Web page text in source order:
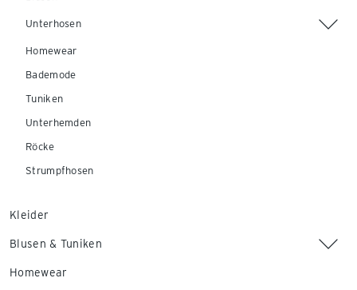
Unterhosen
Homewear
Bademode
Tuniken
Unterhemden
Röcke
Strumpfhosen
Kleider
Blusen & Tuniken
Homewear